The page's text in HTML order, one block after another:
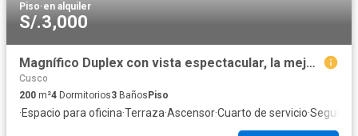
Piso·en alquiler
S/.3,000
Magnífico Duplex con vista espectacular, la mejor inversión cálido e iluminado
Cusco
200 m²4 Dormitorios3 Baños Piso
·Espacio para oficina·Terraza·Ascensor·Cuarto de servicio·